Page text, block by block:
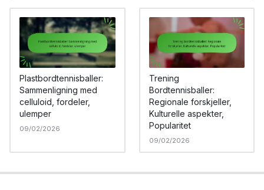
Plastbordtennisballer:
Sammenligning med
celluloid, fordeler,
ulemper
09/02/2026
Trening
Bordtennisballer:
Regionale forskjeller,
Kulturelle aspekter,
Popularitet
09/02/2026